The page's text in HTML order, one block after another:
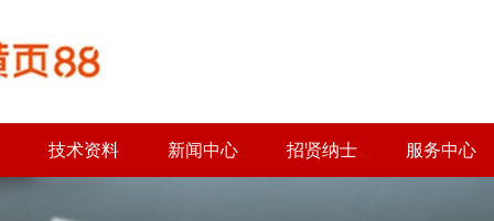
技术资料 新闻中心 招贤纳士 服务中心